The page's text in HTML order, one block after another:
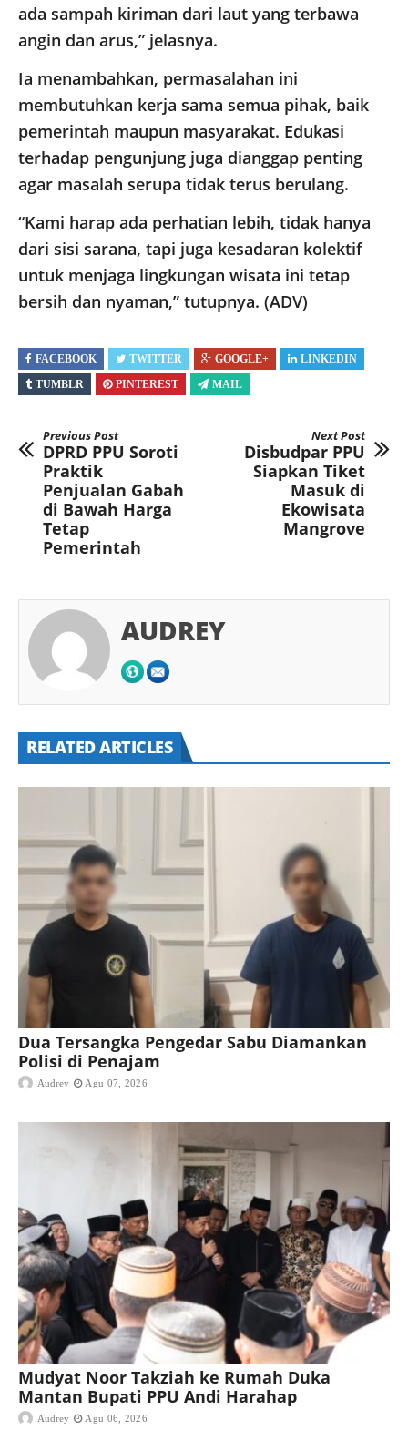
ada sampah kiriman dari laut yang terbawa
angin dan arus,” jelasnya.
Ia menambahkan, permasalahan ini
membutuhkan kerja sama semua pihak, baik
pemerintah maupun masyarakat. Edukasi
terhadap pengunjung juga dianggap penting
agar masalah serupa tidak terus berulang.
“Kami harap ada perhatian lebih, tidak hanya
dari sisi sarana, tapi juga kesadaran kolektif
untuk menjaga lingkungan wisata ini tetap
bersih dan nyaman,” tutupnya. (ADV)
FACEBOOK TWITTER GOOGLE+
LINKEDIN
TUMBLR
PINTEREST MAIL
Previous Post
DPRD PPU Soroti
Praktik
Penjualan Gabah
di Bawah Harga
Tetap
Pemerintah
Next Post
Disbudpar PPU
Siapkan Tiket
Masuk di
Ekowisata
Mangrove
AUDREY
RELATED ARTICLES
Dua Tersangka Pengedar Sabu Diamankan
Polisi di Penajam
Audrey Agu 07, 2026
Mudyat Noor Takziah ke Rumah Duka
Mantan Bupati PPU Andi Harahap
Audrey Agu 06, 2026